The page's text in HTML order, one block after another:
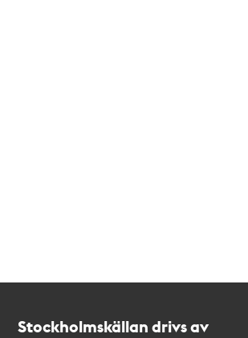
Stockholmskällan drivs av